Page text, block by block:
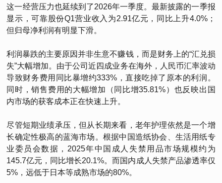
这一经营压力也延续到了2026年一季度。最新披露的一季报
显示，可靠股份Q1营业收入为2.91亿元，同比上升4.0%；
但归母净利润有明显下滑。
利润暴跌的主要原因并非生意不赚钱，而是财务上的“汇兑损
失”大幅增加。由于公司近四成业务在海外，人民币汇率波动
导致财务费用同比暴增约333%，直接吃掉了原本的利润。
同时，销售费用的大幅增加（同比增35.81%）也反映出国
内市场的获客成本正在快速上升。
尽管短期业绩承压，但从长期来看，老年护理依然是一个增
长确定性极高的蓝海市场。根据中国造纸协会、生活用纸专
业委员会数据，2025年中国成人失禁用品市场规模约为
145.7亿元，同比增长20.1%。而国内成人失禁产品渗透率仅
5%，远低于日本等成熟市场的80%。